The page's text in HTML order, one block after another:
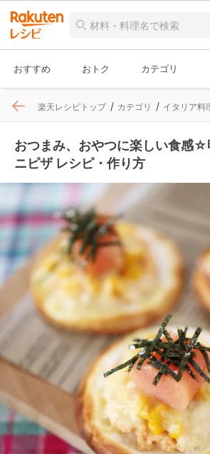
おすすめ おトク カテゴリ
楽天レシピトップ カテゴリ イタリア料
おつまみ、おやつに楽しい食感☆
ニピザ レシピ・作り方